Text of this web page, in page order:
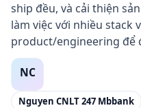
ship đều, và cải thiện
làm việc với nhiều stack
product/engineering để
Nguyen CNLT 247 Mbbank